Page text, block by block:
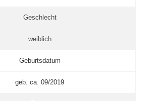
Geschlecht
weiblich
Geburtsdatum
geb. ca. 09/2019